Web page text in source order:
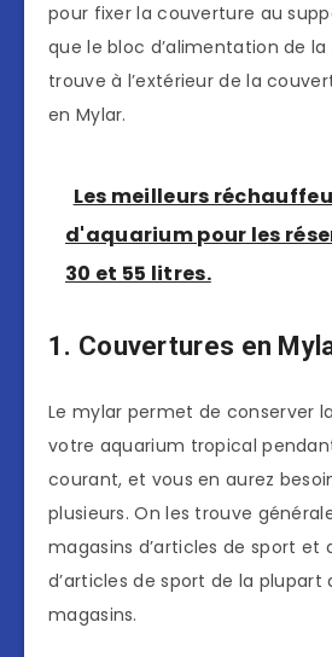
pour fixer la couverture au
que le bloc d’alimentation de
trouve à l’extérieur de la
en Mylar.
Les meilleurs
d'aquarium pour les
30 et 55 litres.
1. Couvertures en
Le mylar permet de conserver
votre aquarium tropical
courant, et vous en aurez
plusieurs. On les trouve
magasins d’articles de sport et
d’articles de sport de la plupart
magasins.